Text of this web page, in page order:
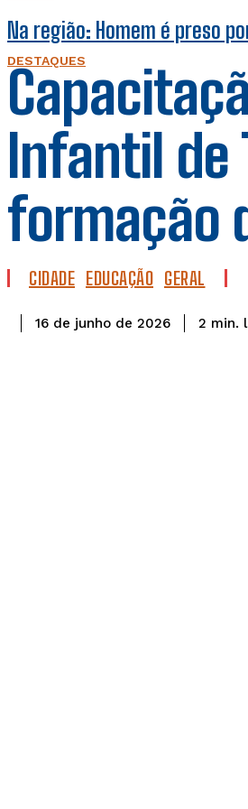
Na região: Homem é preso
DESTAQUES
Infantil de
formação
CIDADE EDUCAÇÃO GERAL
16 de junho de 2026 2 min.